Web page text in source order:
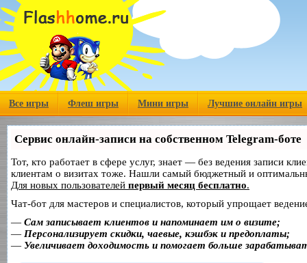
Все игры Флеш игры Мини игры Лучшие онлайн игры
Сервис онлайн-записи на собственном Telegram-боте
Тот, кто работает в сфере услуг, знает — без ведения записи
клиентам о визитах тоже. Нашли самый бюджетный и
Для новых пользователей первый месяц бесплатно.
Чат-бот для мастеров и специалистов, который упрощает
— Сам записывает клиентов и напоминает им о визите;
— Персонализирует скидки, чаевые, кэшбэк и предоплаты;
— Увеличивает доходимость и помогает больше